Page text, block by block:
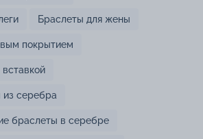
Браслеты для жены
покрытием
серебра
браслеты в серебре